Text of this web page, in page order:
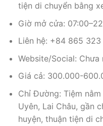
tiện di chuyển bằng
Giờ mở cửa:
Liên hệ: +84 865
Website/Social: Chưa
Giá cả: 300.000-
Chỉ Đường: Tiệm nằm
Uyên, Lai Châu, gần
huyện, thuận tiện di